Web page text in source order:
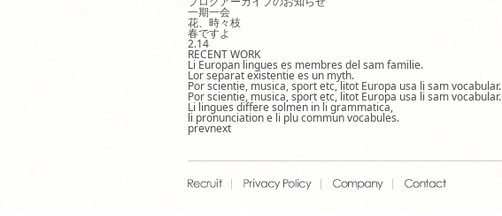
一期一会
花、時々枝
春ですよ
2.14
RECENT WORK
Li Europan lingues es membres del sam familie.
Lor separat existentie es un myth.
Por scientie, musica, sport etc, litot Europa usa li sam vocabular.
Por scientie, musica, sport etc, litot Europa usa li sam vocabular.
Li lingues differe solmen in li grammatica,
li pronunciation e li plu commun vocabules.
prevnext